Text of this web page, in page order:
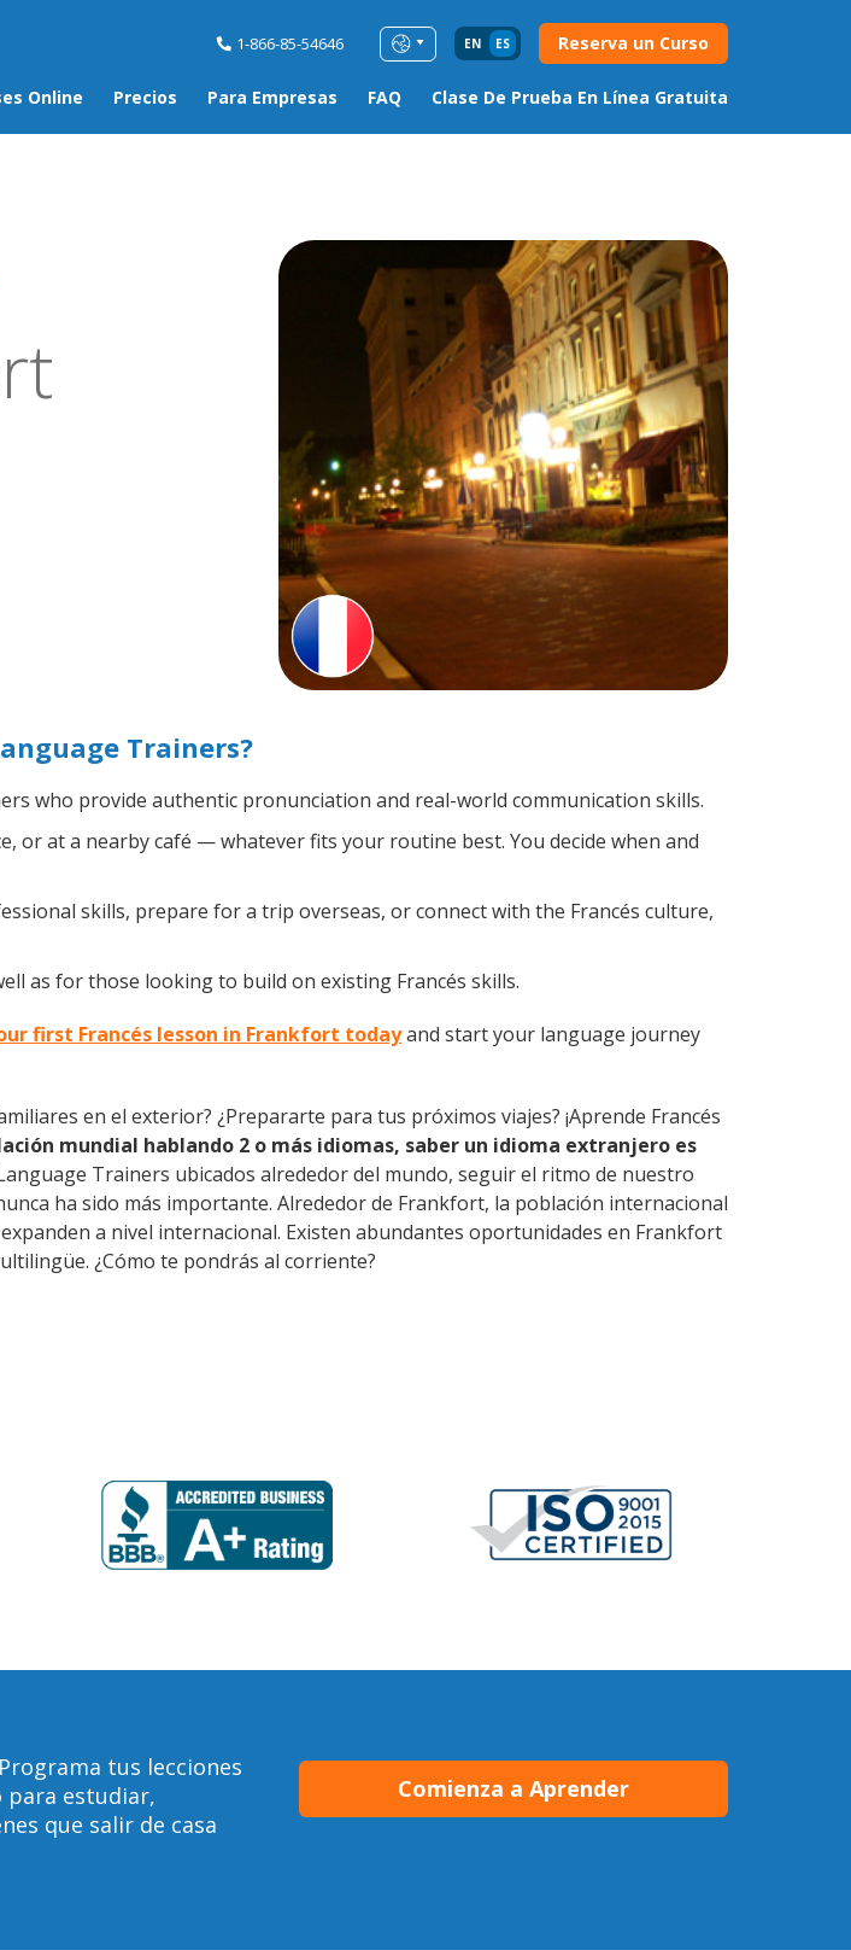
1-866-85-54646 EN ES Reserva un Curso
Online Precios Para Empresas FAQ Clase De Prueba En Línea Gratuita
Trainers?
who provide authentic pronunciation and real-world communication skills.
or at a nearby café — whatever fits your routine best. You decide when and
skills, prepare for a trip overseas, or connect with the Francés culture,
as for those looking to build on existing Francés skills.
first Francés lesson in Frankfort todayand start your language journey
en el exterior? ¿Prepararte para tus próximos viajes? ¡Aprende Francés
mundial hablando 2 o más idiomas, saber un idioma extranjero es
Trainers ubicados alrededor del mundo, seguir el ritmo de nuestro
ha sido más importante. Alrededor de Frankfort, la población internacional
a nivel internacional. Existen abundantes oportunidades en Frankfort
¿Cómo te pondrás al corriente?
tus lecciones
para estudiar,
que salir de casa
Comienza a Aprender